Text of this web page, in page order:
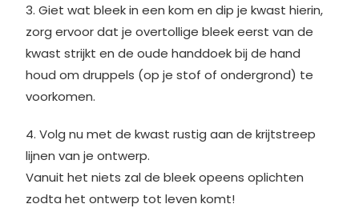
3. Giet wat bleek in een kom en dip je kwast hierin,
zorg ervoor dat je overtollige bleek eerst van de
kwast strijkt en de oude handdoek bij de hand
houd om druppels (op je stof of ondergrond) te
voorkomen.
4. Volg nu met de kwast rustig aan de krijtstreep
lijnen van je ontwerp.
Vanuit het niets zal de bleek opeens oplichten
zodta het ontwerp tot leven komt!